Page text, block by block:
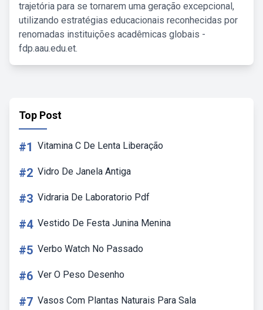
trajetória para se tornarem uma geração excepcional,
utilizando estratégias educacionais reconhecidas por
renomadas instituições acadêmicas globais -
fdp.aau.edu.et.
Top Post
#1 Vitamina C De Lenta Liberação
#2 Vidro De Janela Antiga
#3 Vidraria De Laboratorio Pdf
#4 Vestido De Festa Junina Menina
#5 Verbo Watch No Passado
#6 Ver O Peso Desenho
#7 Vasos Com Plantas Naturais Para Sala